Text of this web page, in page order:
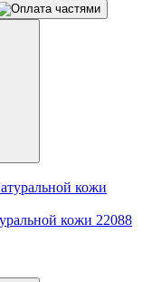
кожи 22088